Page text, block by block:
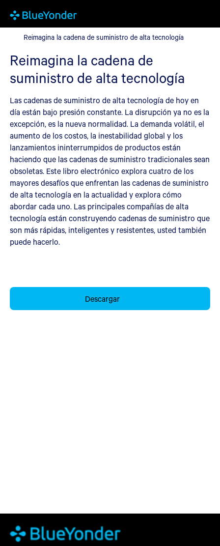
Reimagina la cadena de suministro de alta tecnología
Reimagina la cadena de suministro de alta tecnología
Reimagina la cadena de
suministro de alta tecnología
Las cadenas de suministro de alta tecnología de hoy en
día están bajo presión constante. La disrupción ya no es la
excepción, es la nueva normalidad. La demanda volátil, el
aumento de los costos, la inestabilidad global y los
lanzamientos ininterrumpidos de productos están
haciendo que las cadenas de suministro tradicionales sean
obsoletas. Este libro electrónico explora cuatro de los
mayores desafíos que enfrentan las cadenas de suministro
de alta tecnología en la actualidad y explora cómo
abordar cada uno. Las principales compañías de alta
tecnología están construyendo cadenas de suministro que
son más rápidas, inteligentes y resistentes, usted también
puede hacerlo.
Descargar